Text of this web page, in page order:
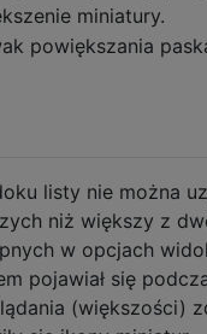
miniatury.
listy nie można
niż większy z
w opcjach
pojawiał się
(większości)